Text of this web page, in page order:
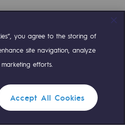
Filter
Facebook
Compte LinkedinCompte Youtube
133 400
you agree to the storing of
site navigation, analyze
efforts.
Accept All Cookies